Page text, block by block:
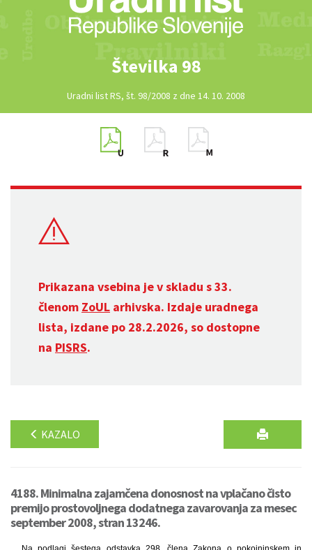
Številka 98
Uradni list RS, št. 98/2008 z dne 14. 10. 2008
Prikazana vsebina je v skladu s 33.
členom ZoUL arhivska. Izdaje uradnega
lista, izdane po 28.2.2026, so dostopne
na PISRS.
KAZALO
4188. Minimalna zajamčena donosnost na vplačano čisto
premijo prostovoljnega dodatnega zavarovanja za mesec
september 2008, stran 13246.